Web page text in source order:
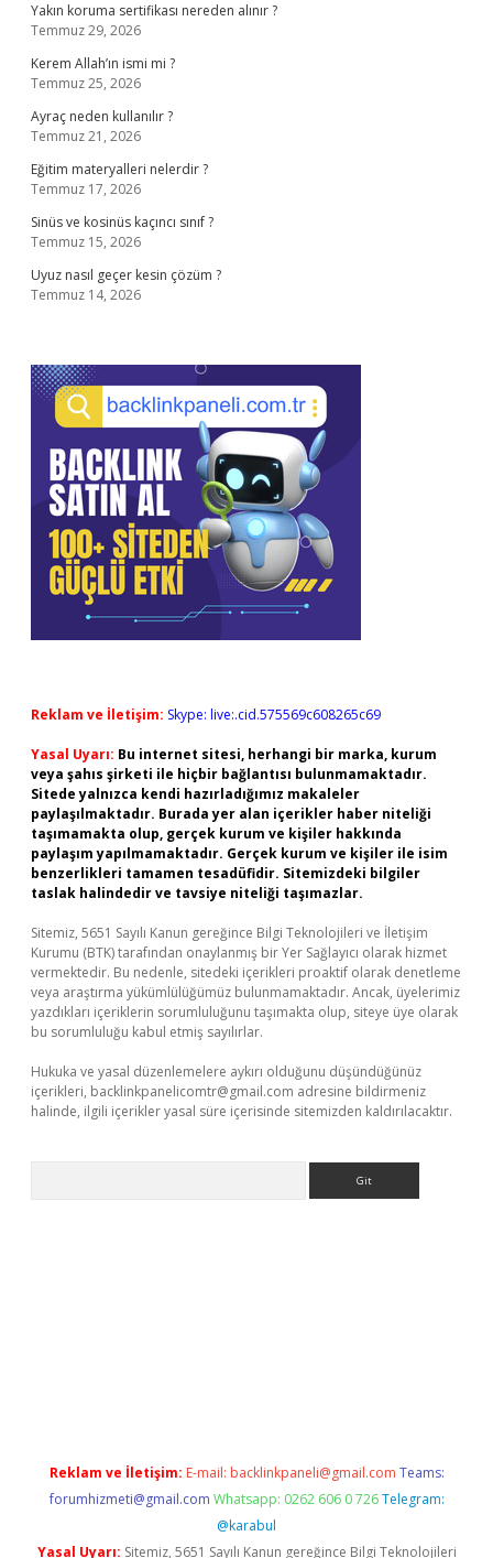
Yakın koruma sertifikası nereden alınır ?
Temmuz 29, 2026
Kerem Allah’ın ismi mi ?
Temmuz 25, 2026
Ayraç neden kullanılır ?
Temmuz 21, 2026
Eğitim materyalleri nelerdir ?
Temmuz 17, 2026
Sinüs ve kosinüs kaçıncı sınıf ?
Temmuz 15, 2026
Uyuz nasıl geçer kesin çözüm ?
Temmuz 14, 2026
Reklam ve İletişim: Skype: live:.cid.575569c608265c69
Yasal Uyarı: Bu internet sitesi, herhangi bir marka, kurum
veya şahıs şirketi ile hiçbir bağlantısı bulunmamaktadır.
Sitede yalnızca kendi hazırladığımız makaleler
paylaşılmaktadır. Burada yer alan içerikler haber niteliği
taşımamakta olup, gerçek kurum ve kişiler hakkında
paylaşım yapılmamaktadır. Gerçek kurum ve kişiler ile isim
benzerlikleri tamamen tesadüfidir. Sitemizdeki bilgiler
taslak halindedir ve tavsiye niteliği taşımazlar.
Sitemiz, 5651 Sayılı Kanun gereğince Bilgi Teknolojileri ve İletişim
Kurumu (BTK) tarafından onaylanmış bir Yer Sağlayıcı olarak hizmet
vermektedir. Bu nedenle, sitedeki içerikleri proaktif olarak denetleme
veya araştırma yükümlülüğümüz bulunmamaktadır. Ancak, üyelerimiz
yazdıkları içeriklerin sorumluluğunu taşımakta olup, siteye üye olarak
bu sorumluluğu kabul etmiş sayılırlar.
Hukuka ve yasal düzenlemelere aykırı olduğunu düşündüğünüz
içerikleri, backlinkpanelicomtr@gmail.com adresine bildirmeniz
halinde, ilgili içerikler yasal süre içerisinde sitemizden kaldırılacaktır.
Reklam ve İletişim: E-mail: backlinkpaneli@gmail.com Teams:
forumhizmeti@gmail.com Whatsapp: 0262 606 0 726 Telegram:
@karabul
Yasal Uyarı: Sitemiz, 5651 Sayılı Kanun gereğince Bilgi Teknolojileri